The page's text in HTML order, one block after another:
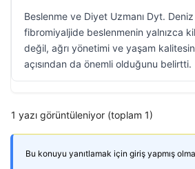
Beslenme ve Diyet Uzmanı Dyt.
fibromiyaljide beslenmenin yalnızca
değil, ağrı yönetimi ve yaşam
açısından da önemli olduğunu belirtti.
1 yazı görüntüleniyor (toplam 1)
Bu konuyu yanıtlamak için giriş yapmış